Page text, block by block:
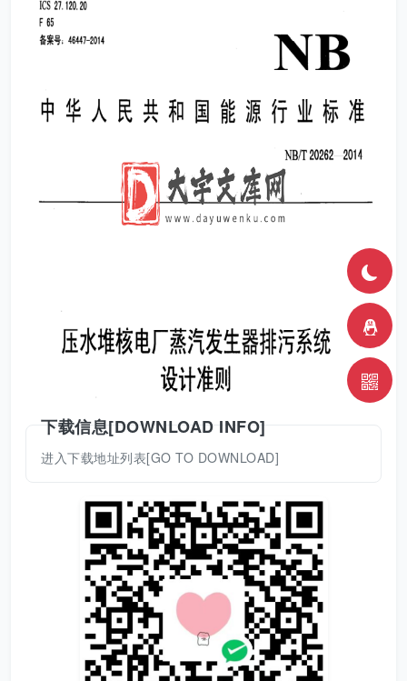
下载信息[DOWNLOAD INFO]
进入下载地址列表[GO TO DOWNLOAD]